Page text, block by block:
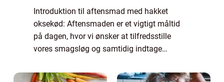
Introduktion til aftensmad med hakket
oksekød: Aftensmaden er et vigtigt måltid
på dagen, hvor vi ønsker at tilfredsstille
vores smagsløg og samtidig indtage
ingrediens, der kan bruges til at kreere